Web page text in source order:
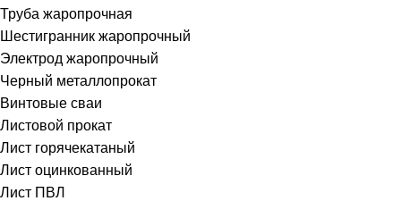
Труба жаропрочная
Шестигранник жаропрочный
Электрод жаропрочный
Черный металлопрокат
Винтовые сваи
Листовой прокат
Лист горячекатаный
Лист оцинкованный
Лист ПВЛ